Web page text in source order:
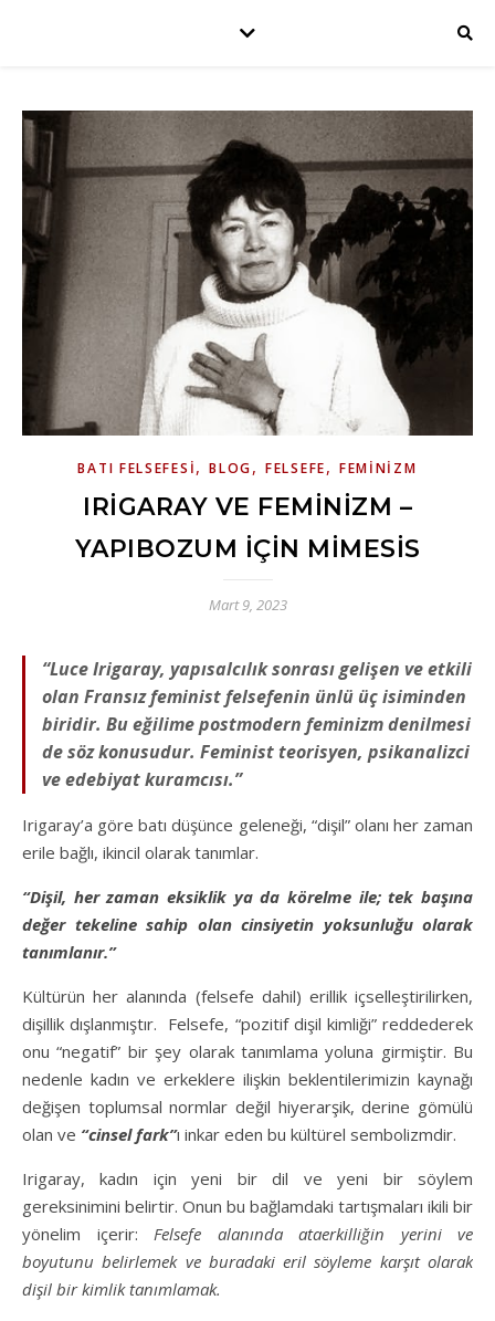
BATI FELSEFESI,BLOG,FELSEFE, FEMINIZM
IRIGARAY VE FEMINIZM –
YAPIBOZUM İÇIN MIMESIS
Mart 9, 2023
“Luce Irigaray, yapısalcılık sonrası gelişen ve etkili
olan Fransız feminist felsefenin ünlü üç isiminden
biridir. Bu eğilime postmodern feminizm denilmesi
de söz konusudur. Feminist teorisyen, psikanalizci
ve edebiyat kuramcısı.”
Irigaray’a göre batı düşünce geleneği, “dişil” olanı her zaman
erile bağlı, ikincil olarak tanımlar.
“Dişil, her zaman eksiklik ya da körelme ile; tek başına
değer tekeline sahip olan cinsiyetin yoksunluğu olarak
tanımlanır.”
Kültürün her alanında (felsefe dahil) erillik içselleştirilirken,
dişillik dışlanmıştır. Felsefe, “pozitif dişil kimliği” reddederek
onu “negatif” bir şey olarak tanımlama yoluna girmiştir. Bu
nedenle kadın ve erkeklere ilişkin beklentilerimizin kaynağı
değişen toplumsal normlar değil hiyerarşik, derine gömülü
olan ve “cinsel fark”ı inkar eden bu kültürel sembolizmdir.
Irigaray, kadın için yeni bir dil ve yeni bir söylem
gereksinimini belirtir. Onun bu bağlamdaki tartışmaları ikili bir
yönelim içerir: Felsefe alanında ataerkilliğin yerini ve
boyutunu belirlemek ve buradaki eril söyleme karşıt olarak
dişil bir kimlik tanımlamak.